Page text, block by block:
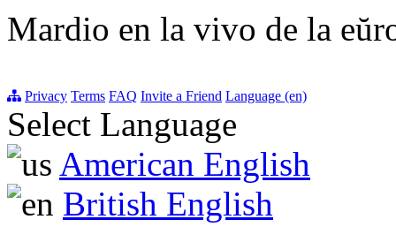
Mardio en la vivo de la
Privacy Terms FAQ Invite a Friend Language (en)
Select Language
American English
British English